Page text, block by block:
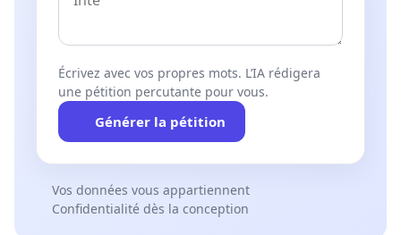
Écrivez avec vos propres mots. L’IA rédigera
une pétition percutante pour vous.
Générer la pétition
Vos données vous appartiennent
Confidentialité dès la conception